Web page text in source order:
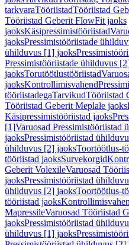
tarkvaraTööriistadTööriistad
Tööriistad Geberit FlowFit jaoks
jaoksKäsipressimistööriistad
jaoksPressimistööriistade
ühilduvus [1] jaoks
Pressimistööriistade ühilduvus
jaoksTorutöötlustööriistad
jaoksKontrollimisvahend
tööriistadegaTarvikudTööriistad
Tööriistad Geberit Meplale jaoks
Käsipressimistööriistad jaoks
[1]Varuosad Pressimistööriistad
jaoksPressimistööriistad
ühilduvus [2] jaoksToortöötlus-
tööriistad jaoksSurvekorgid
Geberit VolexileVaruosad
jaoksPressimistööriistad
ühilduvus [2] jaoksToortöötlus-
tööriistad jaoks
MapressileVaruosad Tööriistad
jaoksPressimistööriistad
ühilduvus [1] jaoks